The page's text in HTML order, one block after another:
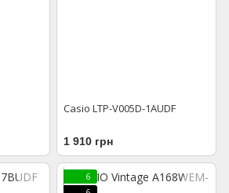
Casio LTP-V005D-1AUDF
1 910 грн
6